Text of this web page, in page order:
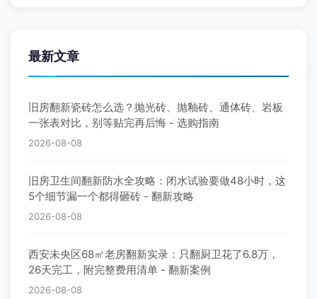
最新文章
旧房翻新瓷砖怎么选？抛光砖、抛釉砖、通体砖、岩板
一张表对比，别等贴完再后悔 - 选购指南
2026-08-08
旧房卫生间翻新防水全攻略：闭水试验要做48小时，这
5个细节漏一个都得砸砖 - 翻新攻略
2026-08-08
西安未央区68㎡老房翻新实录：只翻厨卫花了6.8万，
26天完工，附完整费用清单 - 翻新案例
2026-08-08